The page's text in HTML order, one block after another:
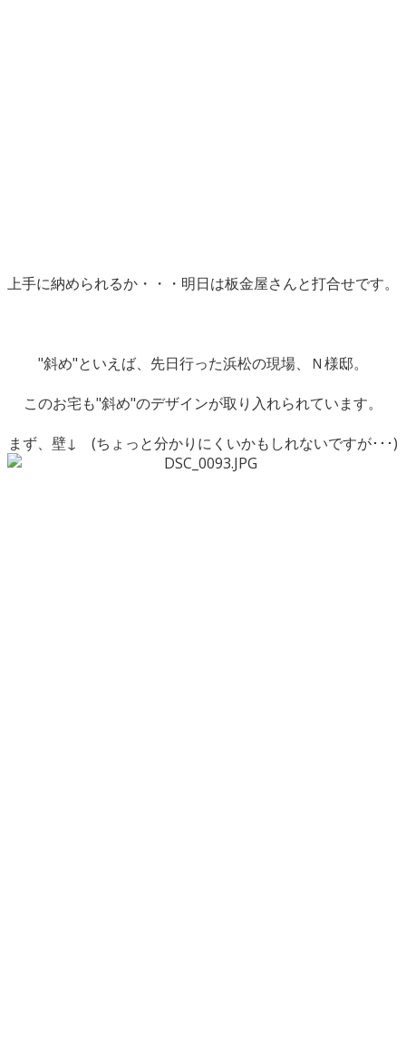
上手に納められるか・・・明日は板金屋さんと打合せです。
"斜め"といえば、先日行った浜松の現場、Ｎ様邸。
このお宅も"斜め"のデザインが取り入れられています。
まず、壁↓ (ちょっと分かりにくいかもしれないですが･･･)